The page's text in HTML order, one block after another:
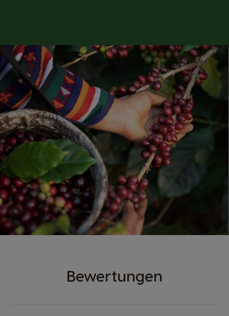
Bewertungen